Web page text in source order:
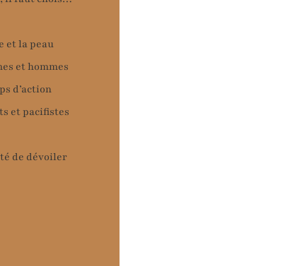
et la peau
et hommes
d’action
et pacifistes
de dévoiler